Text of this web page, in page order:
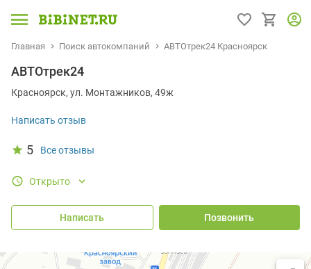
Главная Поиск автокомпаний АВТОтрек24 Красноярск
АВТОтрек24
Красноярск, ул. Монтажников, 49ж
Написать отзыв
5 Все отзывы
Открыто
Написать Позвонить